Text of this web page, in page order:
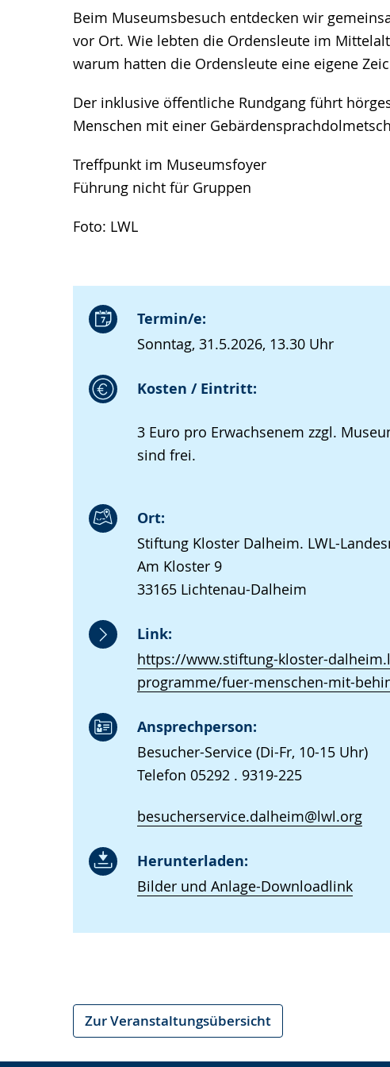
Beim Museumsbesuch entdecken wir
vor Ort. Wie lebten die Ordensleute im
warum hatten die Ordensleute eine eigene
Der inklusive öffentliche Rundgang führt
Menschen mit einer
Treffpunkt im Museumsfoyer
Führung nicht für Gruppen
Foto: LWL
Termin/e:
Sonntag, 31.5.2026, 13.30 Uhr
Kosten / Eintritt:
3 Euro pro Erwachsenem zzgl.
sind frei.
Ort:
Stiftung Kloster Dalheim. LWL-
Am Kloster 9
33165 Lichtenau-Dalheim
Link:
https://www.stiftung-kloster-
programme/fuer-menschen-mit-
Ansprechperson:
Besucher-Service (Di-Fr, 10-15 Uhr)
Telefon 05292 . 9319-225
besucherservice.dalheim@lwl.org
Herunterladen:
Bilder und Anlage-Downloadlink
Zur Veranstaltungsübersicht